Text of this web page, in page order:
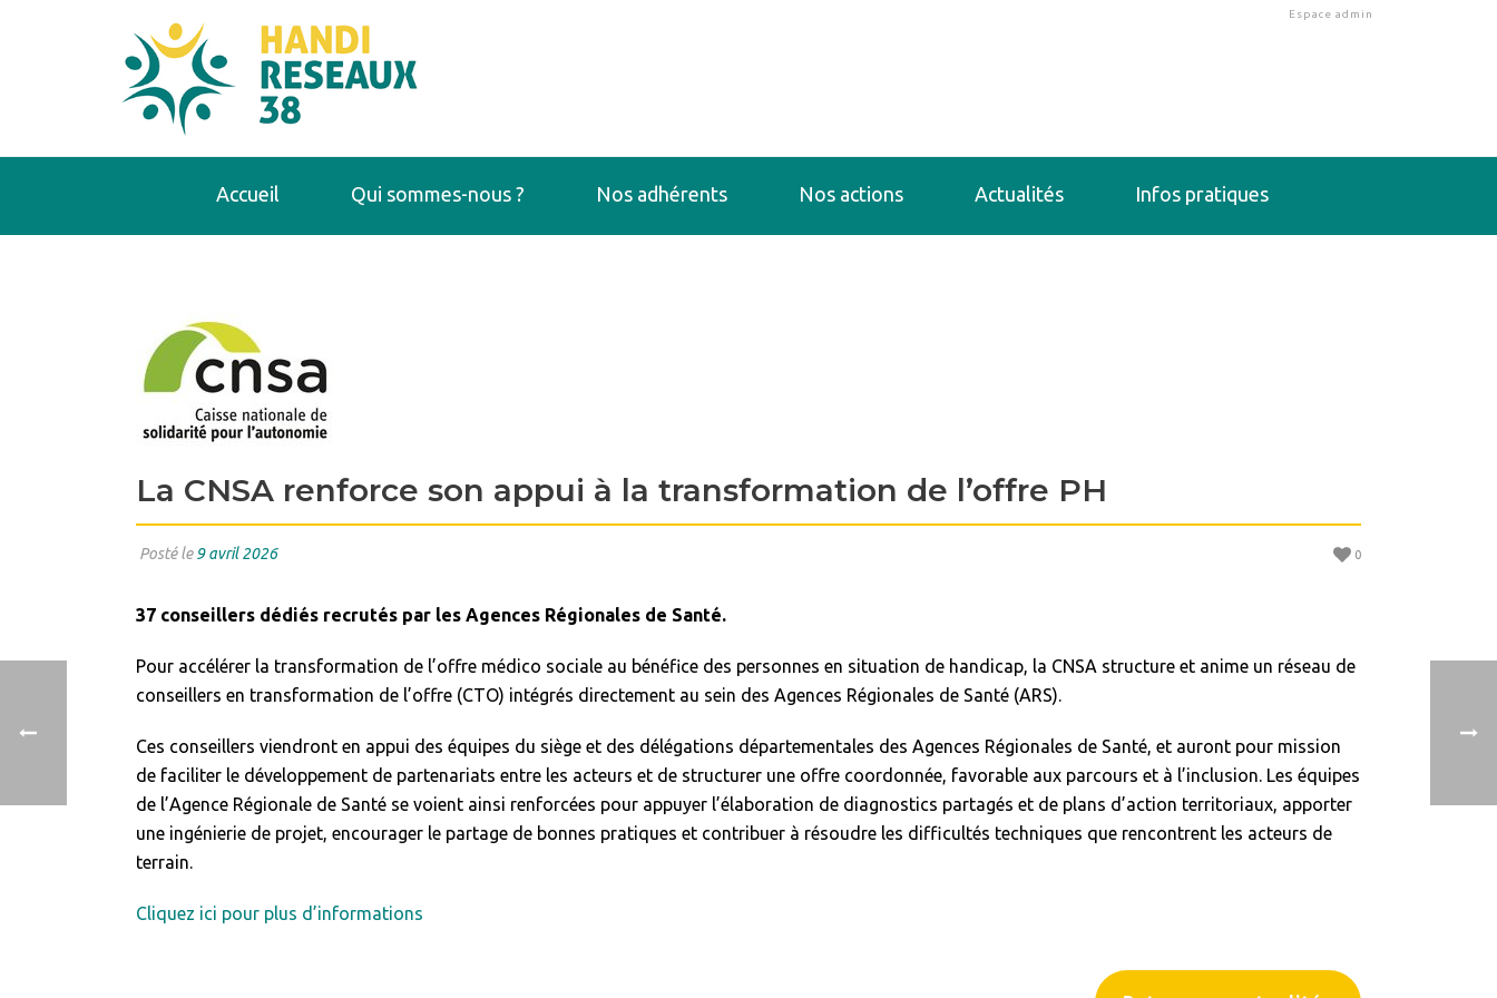
Espace admin
Accueil Qui sommes-nous ? Nos adhérents Nos actions Actualités Infos pratiques
La CNSA renforce son appui à la transformation de l’offre PH
Posté le9 avril 2026 0
37 conseillers dédiés recrutés par les Agences Régionales de Santé.
Pour accélérer la transformation de l’offre médico sociale au bénéfice des personnes en situation de handicap, la CNSA structure et anime un réseau de
conseillers en transformation de l’offre (CTO) intégrés directement au sein des Agences Régionales de Santé (ARS).
Ces conseillers viendront en appui des équipes du siège et des délégations départementales des Agences Régionales de Santé, et auront pour mission
de faciliter le développement de partenariats entre les acteurs et de structurer une offre coordonnée, favorable aux parcours et à l’inclusion. Les équipes
de l’Agence Régionale de Santé se voient ainsi renforcées pour appuyer l’élaboration de diagnostics partagés et de plans d’action territoriaux, apporter
une ingénierie de projet, encourager le partage de bonnes pratiques et contribuer à résoudre les difficultés techniques que rencontrent les acteurs de
terrain.
Cliquez ici pour plus d’informations